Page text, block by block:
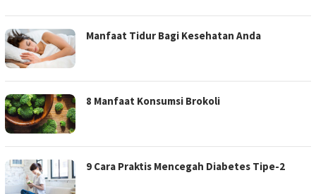
Manfaat Tidur Bagi Kesehatan Anda
8 Manfaat Konsumsi Brokoli
9 Cara Praktis Mencegah Diabetes Tipe-2